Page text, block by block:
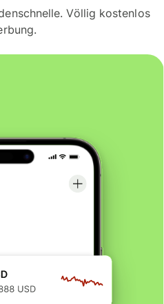
Völlig kostenlos